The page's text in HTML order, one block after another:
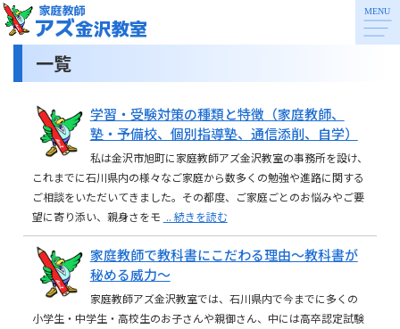
一覧
学習・受験対策の種類と特徴（家庭教師、
塾・予備校、個別指導塾、通信添削、自学）
私は金沢市旭町に家庭教師アズ金沢教室の事務所を設け、
これまでに石川県内の様々なご家庭から数多くの勉強や進路に関する
ご相談をいただいてきました。その都度、ご家庭ごとのお悩みやご要
望に寄り添い、親身さをモ .. 続きを読む
家庭教師で教科書にこだわる理由～教科書が
秘める威力～
家庭教師アズ金沢教室では、石川県内で今までに多くの
小学生・中学生・高校生のお子さんや親御さん、中には高卒認定試験